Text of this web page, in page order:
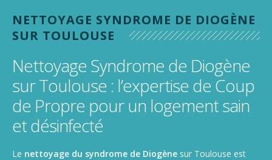
Nettoyage de camions, poids lourds et utilitaires
NETTOYAGE SYNDROME DE DIOGÈNE
SUR TOULOUSE
Nettoyage Syndrome de Diogène
sur Toulouse : l’expertise de Coup
de Propre pour un logement sain
et désinfecté
Le nettoyage du syndrome de Diogène sur Toulouse est